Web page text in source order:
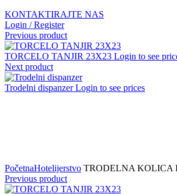
KONTAKTIRAJTE NAS
Login / Register
Previous product
TORCELO TANJIR 23X23 Login to see
Next product
Trodelni dispanzerLogin to see prices
PočetnaHotelijerstvo TRODELNA KOLICA
Previous product